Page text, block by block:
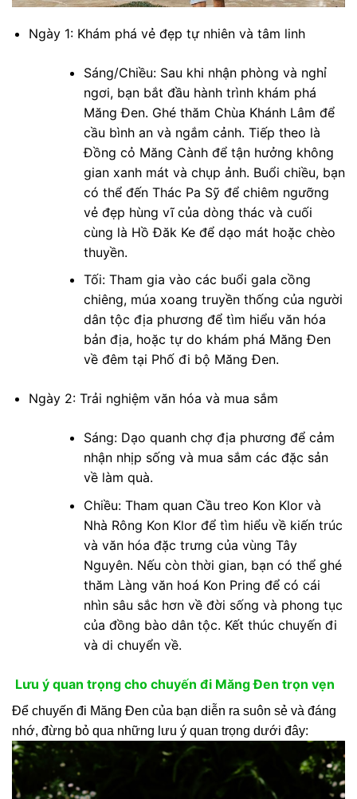
Ngày 1: Khám phá vẻ đẹp tự nhiên và tâm linh
Sáng/Chiều: Sau khi nhận phòng và nghỉ
ngơi, bạn bắt đầu hành trình khám phá
Măng Đen. Ghé thăm Chùa Khánh Lâm để
cầu bình an và ngắm cảnh. Tiếp theo là
Đồng cỏ Măng Cành để tận hưởng không
gian xanh mát và chụp ảnh. Buổi chiều, bạn
có thể đến Thác Pa Sỹ để chiêm ngưỡng
vẻ đẹp hùng vĩ của dòng thác và cuối
cùng là Hồ Đăk Ke để dạo mát hoặc chèo
thuyền.
Tối: Tham gia vào các buổi gala cồng
chiêng, múa xoang truyền thống của người
dân tộc địa phương để tìm hiểu văn hóa
bản địa, hoặc tự do khám phá Măng Đen
về đêm tại Phố đi bộ Măng Đen.
Ngày 2: Trải nghiệm văn hóa và mua sắm
Sáng: Dạo quanh chợ địa phương để cảm
nhận nhịp sống và mua sắm các đặc sản
về làm quà.
Chiều: Tham quan Cầu treo Kon Klor và
Nhà Rông Kon Klor để tìm hiểu về kiến trúc
và văn hóa đặc trưng của vùng Tây
Nguyên. Nếu còn thời gian, bạn có thể ghé
thăm Làng văn hoá Kon Pring để có cái
nhìn sâu sắc hơn về đời sống và phong tục
của đồng bào dân tộc. Kết thúc chuyến đi
và di chuyển về.
Lưu ý quan trọng cho chuyến đi Măng Đen trọn vẹn
Để chuyến đi Măng Đen của bạn diễn ra suôn sẻ và đáng
nhớ, đừng bỏ qua những lưu ý quan trọng dưới đây: